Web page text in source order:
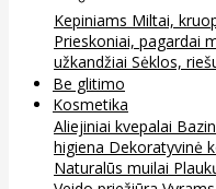
Kepiniams Miltai,
Prieskoniai, pagardai
užkandžiai Sėklos,
Be glitimo
Kosmetika
Aliejiniai kvepalai
higiena Dekoratyvinė
Naturalūs muilai